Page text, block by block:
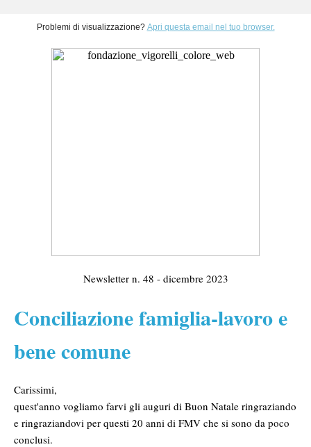
Problemi di visualizzazione? Apri questa email nel tuo browser.
Newsletter n. 48 - dicembre 2023
Conciliazione famiglia-lavoro e
bene comune
Carissimi,
quest'anno vogliamo farvi gli auguri di Buon Natale ringraziando
e ringraziandovi per questi 20 anni di FMV che si sono da poco
conclusi.